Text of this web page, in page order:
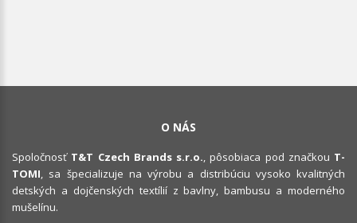
O NÁS
Spoločnosť T&T Czech Brands s.r.o. , pôsobiaca pod značkou T-
TOMI , sa špecializuje na výrobu a distribúciu vysoko kvalitných
detských a dojčenských textílií z bavlny, bambusu a moderného
mušelínu.